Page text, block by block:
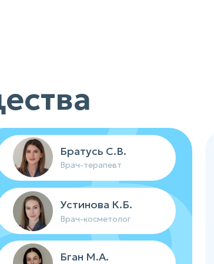
Устинова К.Б.
Врач-косметолог
Братусь С.В.
Врач-терапевт
Бган М.А.